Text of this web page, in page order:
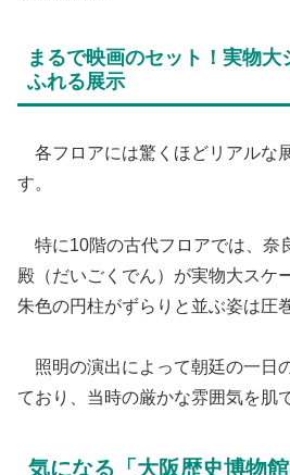
まるで映画のセット！実物
ふれる展示
各フロアには驚くほどリアルな
す。
特に10階の古代フロアでは、奈
殿（だいごくでん）が実物大スケ
朱色の円柱がずらりと並ぶ姿は圧
照明の演出によって朝廷の一日
ており、当時の厳かな雰囲気を肌
気になる「大阪歴史博物館